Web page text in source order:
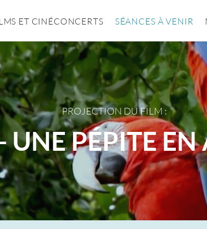
ET CINÉCONCERTS SÉANCES À VENIR
PROJECTION DU FILM :
UNE PÉPITE